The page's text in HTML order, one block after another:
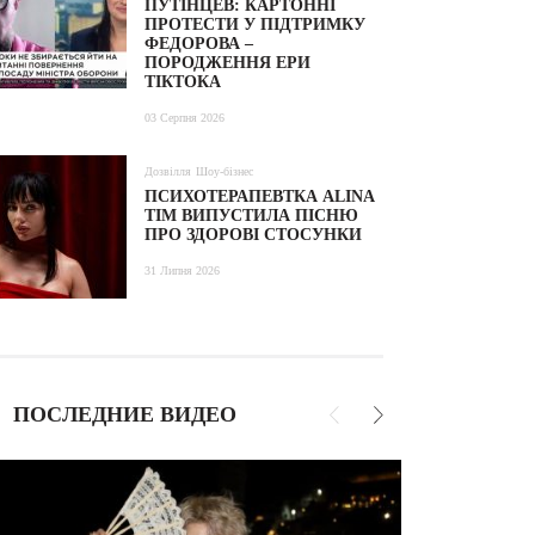
ПУТІНЦЕВ: КАРТОННІ
ПРОТЕСТИ У ПІДТРИМКУ
ФЕДОРОВА –
ПОРОДЖЕННЯ ЕРИ
ТІКТОКА
03 Серпня 2026
Дозвілля Шоу-бізнес
ПСИХОТЕРАПЕВТКА ALINA
TIM ВИПУСТИЛА ПІСНЮ
ПРО ЗДОРОВІ СТОСУНКИ
31 Липня 2026
ПОСЛЕДНИЕ ВИДЕО